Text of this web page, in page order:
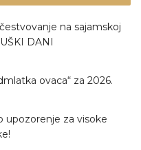
na sajamskoj
DANI
ovaca“ za 2026.
upozorenje za visoke